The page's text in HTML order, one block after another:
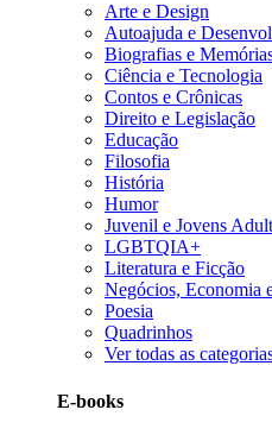
Arte e Design
Autoajuda e
Biografias e
Ciência e Tecnologia
Contos e Crônicas
Direito e Legislação
Educação
Filosofia
História
Humor
Juvenil e Jovens
LGBTQIA+
Literatura e Ficção
Negócios, Economia
Poesia
Quadrinhos
Ver todas as
E-books